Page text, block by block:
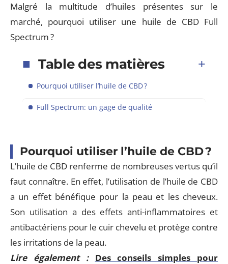
Malgré la multitude d’huiles présentes sur le
marché, pourquoi utiliser une huile de CBD Full
Spectrum ?
Table des matières
Pourquoi utiliser l’huile de CBD ?
Full Spectrum: un gage de qualité
Pourquoi utiliser l’huile de CBD ?
L’huile de CBD renferme de nombreuses vertus qu’il
faut connaître. En effet, l’utilisation de l’huile de CBD
a un effet bénéfique pour la peau et les cheveux.
Son utilisation a des effets anti-inflammatoires et
antibactériens pour le cuir chevelu et protège contre
les irritations de la peau.
Lire également :
Des conseils simples pour